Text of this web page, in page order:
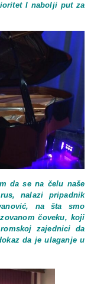
I nabolji put za
da se na čelu naše
nalazi pripadnik
na šta smo
čoveku, koji
zajednici da
da je ulaganje u